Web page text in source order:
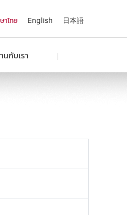
าไทย English 日本語
นกับเรา